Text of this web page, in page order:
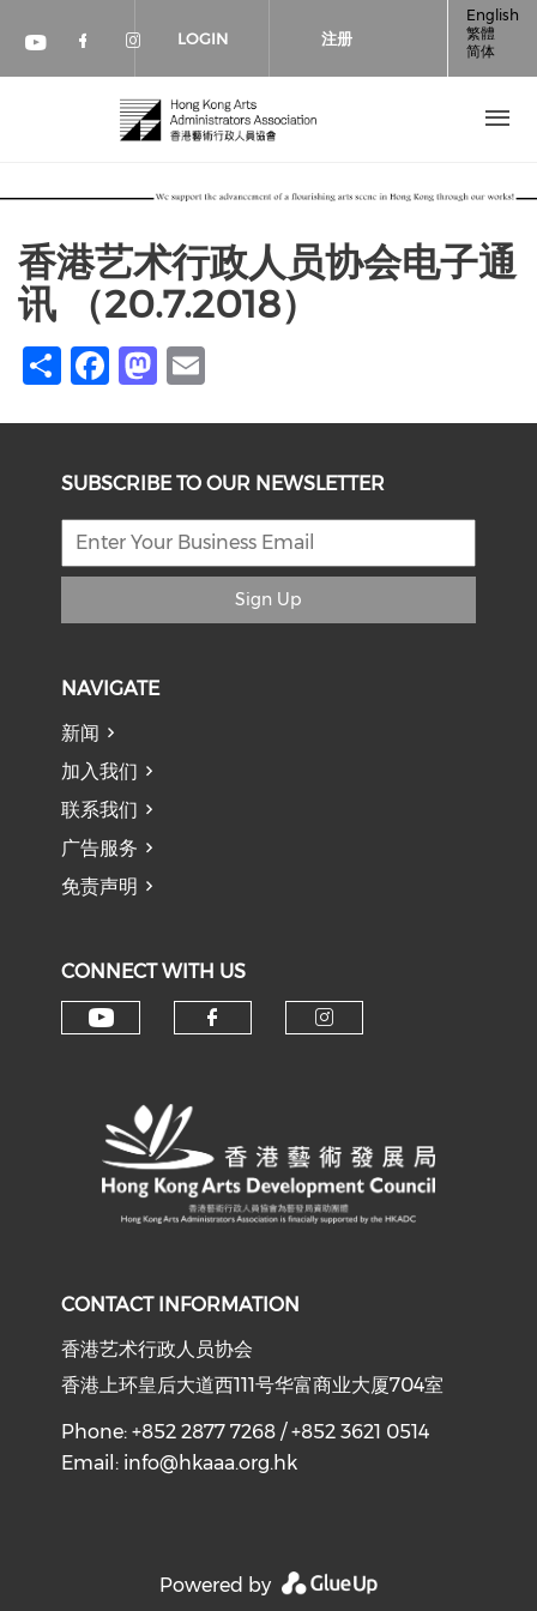
Check our social media on youtube
Check our social media on
Check our social media on
LOGIN 注册
English
繁體
简体
香港艺术行政人员协会电子通
讯 （20.7.2018）
ShareFacebook
Mastodon
SUBSCRIBE TO OUR NEWSLETTER
Sign Up
NAVIGATE
新闻
加入我们
联系我们
广告服务
免责声明
CONNECT WITH US
CONTACT INFORMATION
香港艺术行政人员协会
香港上环皇后大道西111号华富商业大厦704室
Phone: +852 2877 7268 / +852 3621 0514
Email: info@hkaaa.org.hk
Powered by